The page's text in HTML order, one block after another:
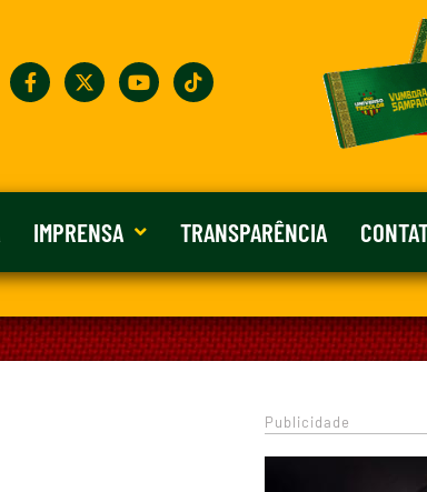
IMPRENSA TRANSPARÊNCIA
Publicidade